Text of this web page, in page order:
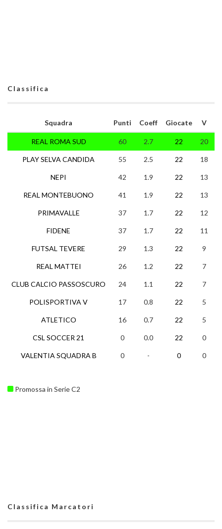
Classifica
Squadra
REAL ROMA SUD
PLAY SELVA CANDIDA
NEPI
REAL MONTEBUONO
PRIMAVALLE
FIDENE
FUTSAL TEVERE
REAL MATTEI
CLUB CALCIO PASSOSCURO
POLISPORTIVA V
ATLETICO
CSL SOCCER 21
VALENTIA SQUADRA B
Punti Coeff Giocate V
60 2.7 22 20
55 2.5 22 18
42 1.9 22 13
41 1.9 22 13
37 1.7 22 12
37 1.7 22 11
29 1.3 22 9
26 1.2 22 7
24 1.1 22 7
17 0.8 22 5
16 0.7 22 5
0 0.0 22 0
0 - 0 0
Promossa in Serie C2
Classifica Marcatori